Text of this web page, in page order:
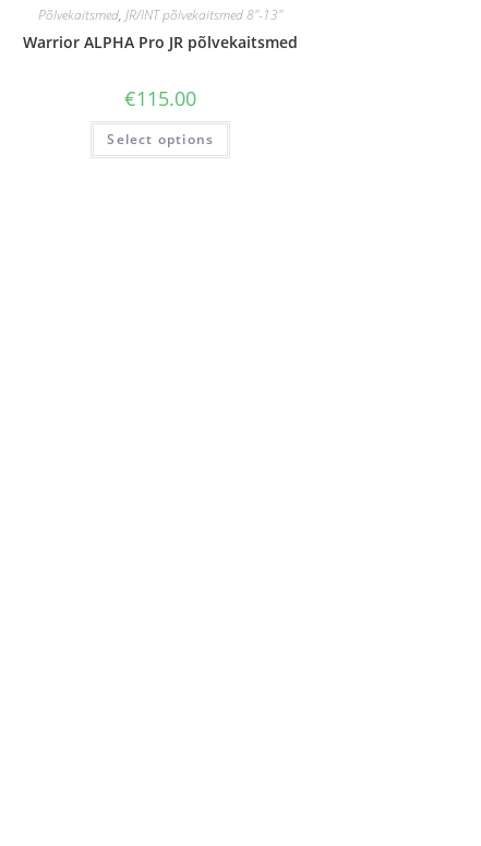
Põlvekaitsmed,JR/INT põlvekaitsmed 8"-13"
Warrior ALPHA Pro JR põlvekaitsmed
€115.00
Select options